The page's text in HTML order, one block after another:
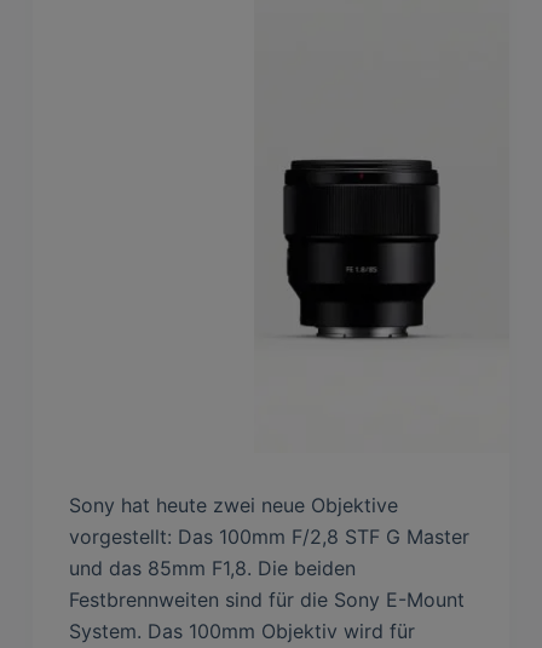
Sony hat heute zwei neue Objektive
vorgestellt: Das 100mm F/2,8 STF G Master
und das 85mm F1,8. Die beiden
Festbrennweiten sind für die Sony E-Mount
System. Das 100mm Objektiv wird für